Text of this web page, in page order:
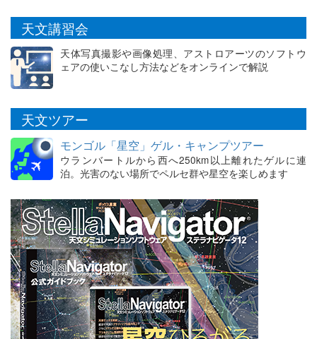
天文講習会
天体写真撮影や画像処理、アストロアーツのソフトウ
ェアの使いこなし方法などをオンラインで解説
天文ツアー
モンゴル「星空」ゲル・キャンプツアー
ウランバートルから西へ250km以上離れたゲルに連
泊。光害のない場所でペルセ群や星空を楽しめます